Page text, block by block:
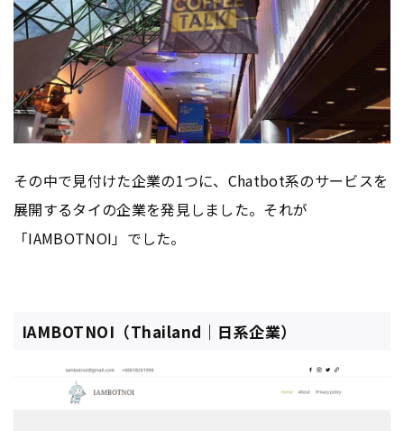
その中で見付けた企業の1つに、Chatbot系のサービスを
展開するタイの企業を発見しました。それが
「IAMBOTNOI」でした。
IAMBOTNOI（Thailand｜日系企業）